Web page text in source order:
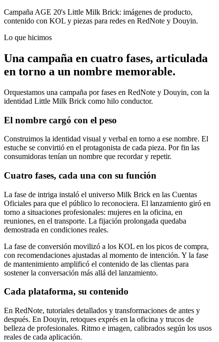
Campaña AGE 20's Little Milk Brick: imágenes de producto,
contenido con KOL y piezas para redes en RedNote y Douyin.
Lo que hicimos
Una campaña en cuatro fases, articulada
en torno a un nombre memorable.
Orquestamos una campaña por fases en RedNote y Douyin, con la
identidad Little Milk Brick como hilo conductor.
El nombre cargó con el peso
Construimos la identidad visual y verbal en torno a ese nombre. El
estuche se convirtió en el protagonista de cada pieza. Por fin las
consumidoras tenían un nombre que recordar y repetir.
Cuatro fases, cada una con su función
La fase de intriga instaló el universo Milk Brick en las Cuentas
Oficiales para que el público lo reconociera. El lanzamiento giró en
torno a situaciones profesionales: mujeres en la oficina, en
reuniones, en el transporte. La fijación prolongada quedaba
demostrada en condiciones reales.
La fase de conversión movilizó a los KOL en los picos de compra,
con recomendaciones ajustadas al momento de intención. Y la fase
de mantenimiento amplificó el contenido de las clientas para
sostener la conversación más allá del lanzamiento.
Cada plataforma, su contenido
En RedNote, tutoriales detallados y transformaciones de antes y
después. En Douyin, retoques exprés en la oficina y trucos de
belleza de profesionales. Ritmo e imagen, calibrados según los usos
reales de cada aplicación.